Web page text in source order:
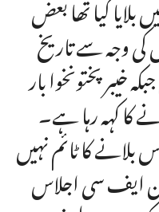
وجہ سے تاریخ
خیبرپختونخوا بار
کا کہہ رہا ہے۔
کا ٹائم نہیں
ایف سی اجلاس